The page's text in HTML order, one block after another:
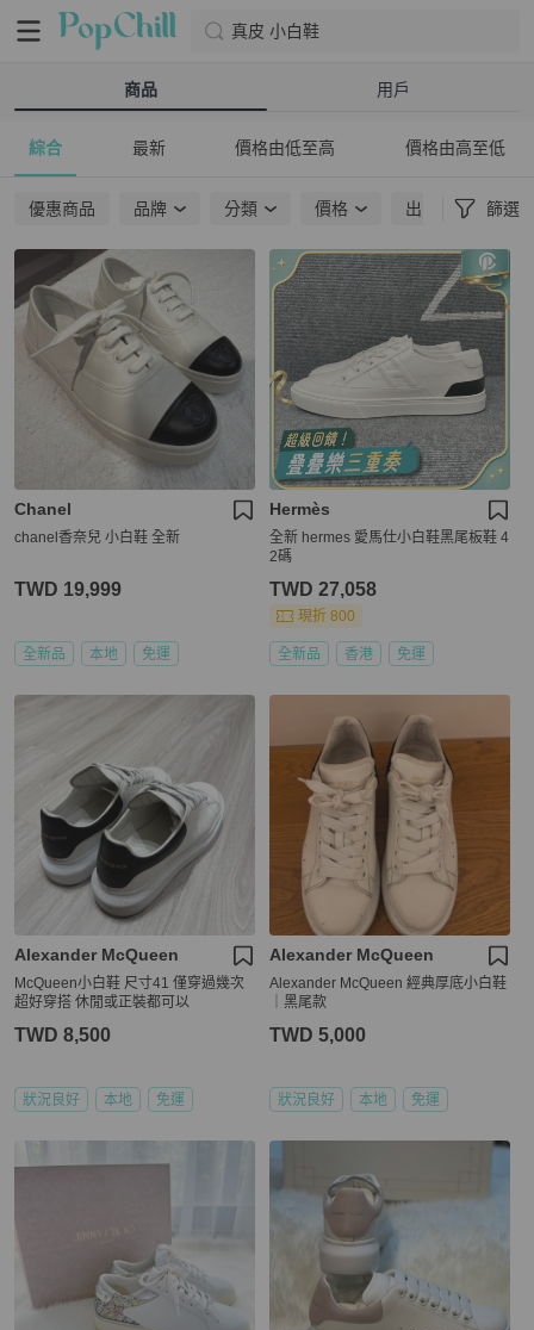
真皮 小白鞋
商品 用戶
綜合 最新 價格由低至高 價格由高至低
優惠商品 品牌 分類 價格 出貨地點 篩選
Chanel
chanel香奈兒 小白鞋 全新
TWD 19,999
全新品 本地 免運
Hermès
全新 hermes 愛馬仕小白鞋黑尾板鞋 4
2碼
TWD 27,058
現折 800
全新品 香港 免運
Alexander McQueen
McQueen小白鞋 尺寸41 僅穿過幾次
超好穿搭 休閒或正裝都可以
TWD 8,500
狀況良好 本地 免運
Alexander McQueen
Alexander McQueen 經典厚底小白鞋
｜黑尾款
TWD 5,000
狀況良好 本地 免運